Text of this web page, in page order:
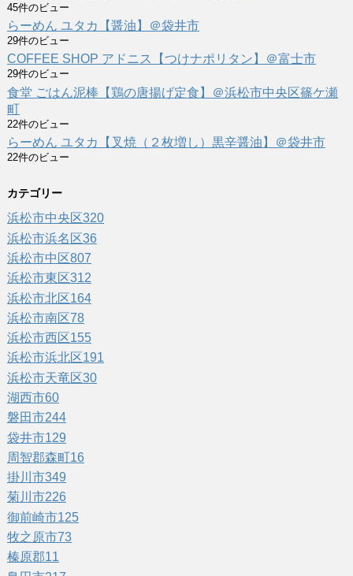
45件のビュー
らーめん ユタカ【醤油】＠袋井市
29件のビュー
COFFEE SHOP アドニス【つけナポリタン】＠富士市
29件のビュー
食堂 ごはん泥棒【鶏の唐揚げ定食】＠浜松市中央区篠ケ瀬
町
22件のビュー
らーめん ユタカ【叉焼（２枚増し）黒辛醤油】＠袋井市
22件のビュー
カテゴリー
浜松市中央区320
浜松市浜名区36
浜松市中区807
浜松市東区312
浜松市北区164
浜松市南区78
浜松市西区155
浜松市浜北区191
浜松市天竜区30
湖西市60
磐田市244
袋井市129
周智郡森町16
掛川市349
菊川市226
御前崎市125
牧之原市73
榛原郡11